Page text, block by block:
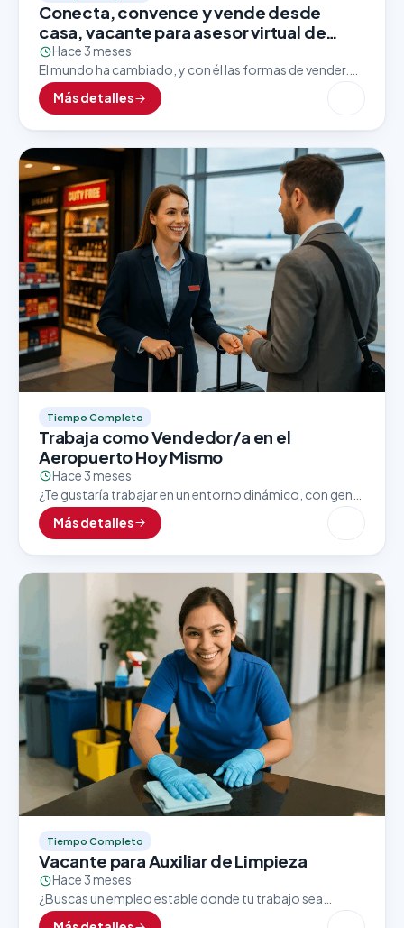
Conecta, convence y vende desde
casa, vacante para asesor virtual de
ventas
Hace 3 meses
El mundo ha cambiado, y con él las formas de vender.
Hoy en día, las grandes marcas apuestan por asesores
comerciales que dominen el…
Más detalles
Tiempo Completo
Trabaja como Vendedor/a en el
Aeropuerto Hoy Mismo
Hace 3 meses
¿Te gustaría trabajar en un entorno dinámico, con gente
de todo el mundo y excelentes oportunidades de
crecimiento? Una importante tienda ubicada dentro
del…
Más detalles
Tiempo Completo
Vacante para Auxiliar de Limpieza
Hace 3 meses
¿Buscas un empleo estable donde tu trabajo sea
valorado y reconocido? Una empresa líder en su sector